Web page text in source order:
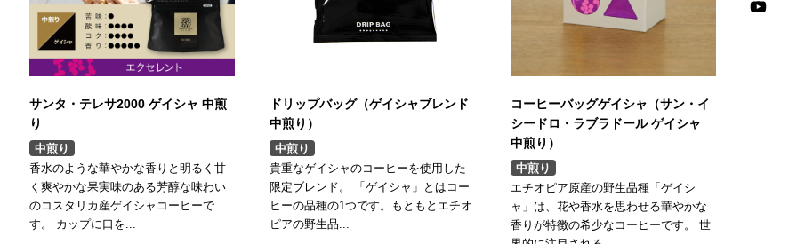
サンタ・テレサ2000 ゲイシャ 中煎
り
中煎り
香水のような華やかな香りと明るく甘
く爽やかな果実味のある芳醇な味わい
のコスタリカ産ゲイシャコーヒーで
す。 カップに口を...
ドリップバッグ（ゲイシャブレンド
中煎り）
中煎り
貴重なゲイシャのコーヒーを使用した
限定ブレンド。 「ゲイシャ」とはコー
ヒーの品種の1つです。もともとエチオ
ピアの野生品...
コーヒーバッグゲイシャ（サン・イ
シードロ・ラブラドール ゲイシャ
中煎り）
中煎り
エチオピア原産の野生品種「ゲイシ
ャ」は、花や香水を思わせる華やかな
香りが特徴の希少なコーヒーです。 世